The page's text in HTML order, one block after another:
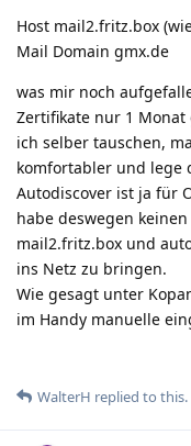
Host mail2.fritz.box
Mail Domain gmx.de
was mir noch
Zertifikate nur 1
ich selber tauschen,
komfortabler und lege
Autodiscover ist ja für
habe deswegen
mail2.fritz.box und
ins Netz zu bringen.
Wie gesagt unter
im Handy manuelle
WalterH replied to this.